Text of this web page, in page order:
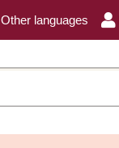
Other languages